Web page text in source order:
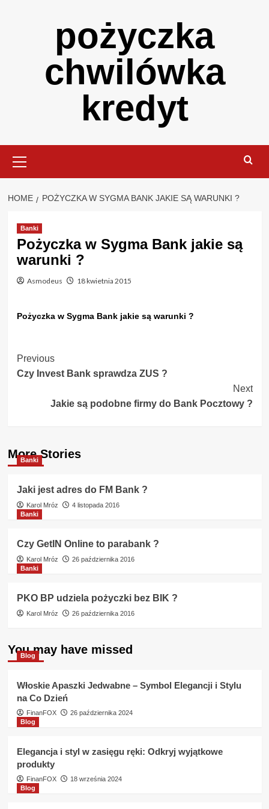
pożyczka
chwilówka
kredyt
Menu
HOME POŻYCZKA W SYGMA BANK JAKIE SĄ WARUNKI ?
Banki
Pożyczka w Sygma Bank jakie są
warunki ?
Asmodeus 18 kwietnia 2015
Pożyczka w Sygma Bank jakie są warunki ?
Post
Navigation
Previous
Czy Invest Bank sprawdza ZUS ?
Next
Jakie są podobne firmy do Bank Pocztowy ?
More Stories
Banki
Jaki jest adres do FM Bank ?
Karol Mróz
4 listopada 2016
Banki
Czy GetIN Online to parabank ?
Karol Mróz
26 października 2016
Banki
PKO BP udziela pożyczki bez BIK ?
Karol Mróz 26 października 2016
You may have missed
Blog
Włoskie Apaszki Jedwabne – Symbol Elegancji i Stylu
na Co Dzień
FinanFOX
26 października 2024
Blog
Elegancja i styl w zasięgu ręki: Odkryj wyjątkowe
produkty
FinanFOX
18 września 2024
Blog